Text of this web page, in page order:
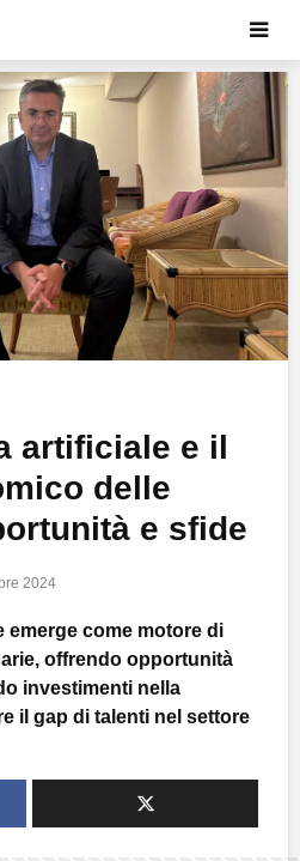
artificiale e il
delle
e sfide
2024
emerge come motore di
offrendo opportunità
investimenti nella
il gap di talenti nel settore